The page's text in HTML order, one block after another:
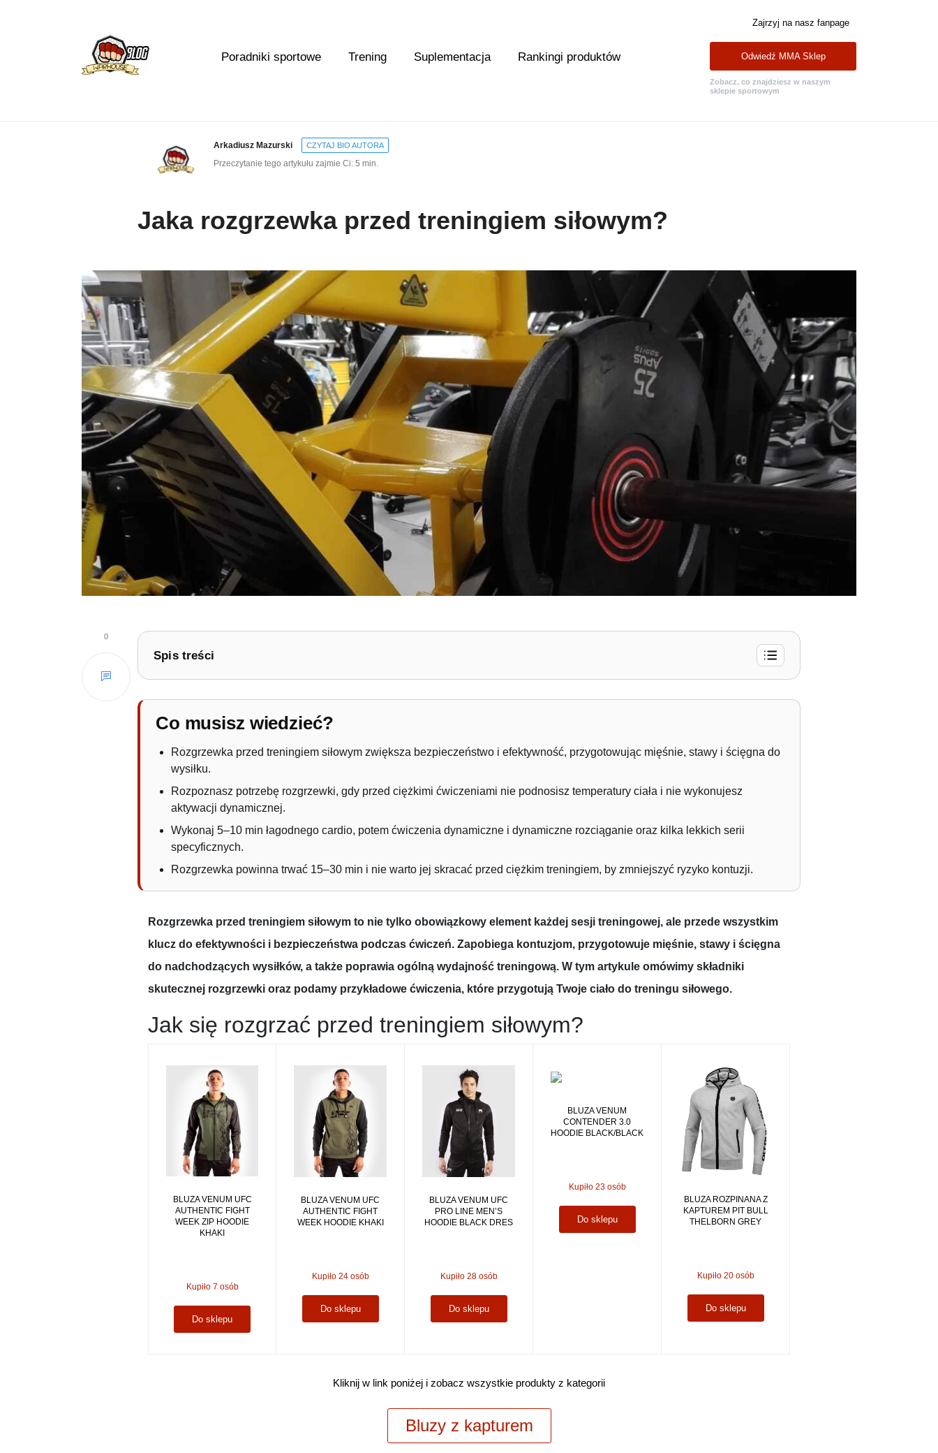
Poradniki sportowe Trening Suplementacja Rankingi produktów
Zajrzyj na nasz fanpage
Odwiedź MMA Sklep
Zobacz, co znajdziesz w naszym
sklepie sportowym
Arkadiusz Mazurski CZYTAJ BIO AUTORA
Przeczytanie tego artykułu zajmie Ci: 5 min.
Jaka rozgrzewka przed treningiem siłowym?
0
Spis treści
1. Jak się rozgrzać przed treningiem siłowym?
1.1. Ile powinna trwać rozgrzewka przed treningiem siłowym?
Co musisz wiedzieć?
Rozgrzewka przed treningiem siłowym zwiększa bezpieczeństwo i efektywność, przygotowując mięśnie, stawy i ścięgna do
wysiłku.
Rozpoznasz potrzebę rozgrzewki, gdy przed ciężkimi ćwiczeniami nie podnosisz temperatury ciała i nie wykonujesz
aktywacji dynamicznej.
Wykonaj 5–10 min łagodnego cardio, potem ćwiczenia dynamiczne i dynamiczne rozciąganie oraz kilka lekkich serii
specyficznych.
Rozgrzewka powinna trwać 15–30 min i nie warto jej skracać przed ciężkim treningiem, by zmniejszyć ryzyko kontuzji.
Rozgrzewka przed treningiem siłowym to nie tylko obowiązkowy element każdej sesji treningowej, ale przede wszystkim
klucz do efektywności i bezpieczeństwa podczas ćwiczeń. Zapobiega kontuzjom, przygotowuje mięśnie, stawy i ścięgna
do nadchodzących wysiłków, a także poprawia ogólną wydajność treningową. W tym artykule omówimy składniki
skutecznej rozgrzewki oraz podamy przykładowe ćwiczenia, które przygotują Twoje ciało do treningu siłowego.
Jak się rozgrzać przed treningiem siłowym?
BLUZA VENUM UFC
AUTHENTIC FIGHT
WEEK ZIP HOODIE
KHAKI
Kupiło 7 osób
Do sklepu
BLUZA VENUM UFC
AUTHENTIC FIGHT
WEEK HOODIE KHAKI
Kupiło 24 osób
Do sklepu
BLUZA VENUM UFC
PRO LINE MEN’S
HOODIE BLACK DRES
Kupiło 28 osób
Do sklepu
BLUZA VENUM
CONTENDER 3.0
HOODIE BLACK/BLACK
Kupiło 23 osób
Do sklepu
BLUZA ROZPINANA Z
KAPTUREM PIT BULL
THELBORN GREY
Kupiło 20 osób
Do sklepu
Kliknij w link poniżej i zobacz wszystkie produkty z kategorii
Bluzy z kapturem